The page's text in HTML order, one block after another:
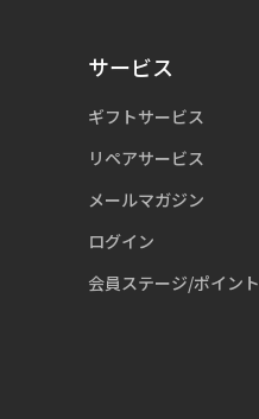
サービス
ギフトサービス
リペアサービス
メールマガジン
ログイン
会員ステージ/ポイント